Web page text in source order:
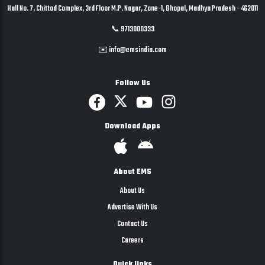
Hall No. 7, Chittod Complex, 3rd Floor M.P. Nagar, Zone-1, Bhopal, Madhya Pradesh - 462011
📞 9713000333
✉️ info@emsindia.com
Follow Us
Download Apps
About EMS
About Us
Advertise With Us
Contact Us
Careers